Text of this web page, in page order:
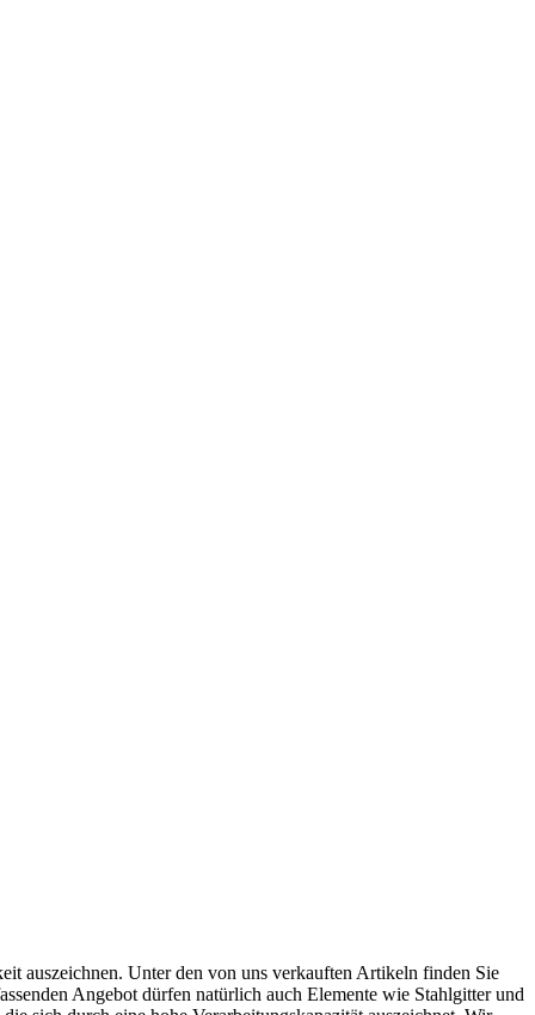
auszeichnen. Unter den von uns verkauften Artikeln finden Sie
Angebot dürfen natürlich auch Elemente wie Stahlgitter und